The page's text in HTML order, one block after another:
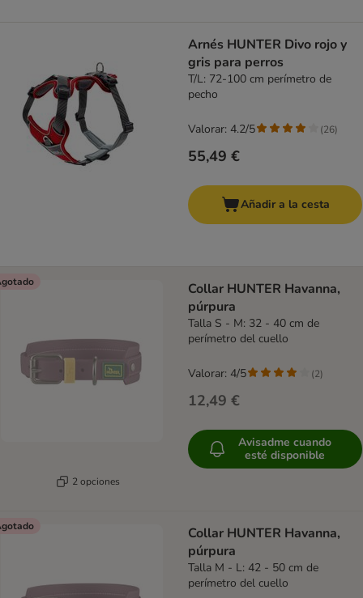
Arnés HUNTER Divo rojo y
gris para perros
T/L: 72-100 cm perímetro de
pecho
55,49 €
Valorar: 4.2/5 (26)
Añadir a la cesta
2 opciones
Collar HUNTER Havanna,
púrpura
Talla S - M: 32 - 40 cm de
perímetro del cuello
12,49 €
Valorar: 4/5 (2)
Avisadme cuando
esté disponible
Collar HUNTER Havanna,
púrpura
Talla M - L: 42 - 50 cm de
perímetro del cuello